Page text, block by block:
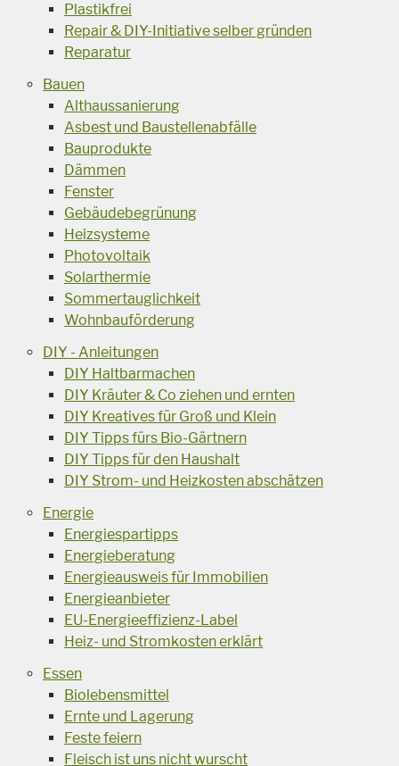
Plastikfrei
Repair & DIY-Initiative selber gründen
Reparatur
Bauen
Althaussanierung
Asbest und Baustellenabfälle
Bauprodukte
Dämmen
Fenster
Gebäudebegrünung
Heizsysteme
Photovoltaik
Solarthermie
Sommertauglichkeit
Wohnbauförderung
DIY - Anleitungen
DIY Haltbarmachen
DIY Kräuter & Co ziehen und ernten
DIY Kreatives für Groß und Klein
DIY Tipps fürs Bio-Gärtnern
DIY Tipps für den Haushalt
DIY Strom- und Heizkosten abschätzen
Energie
Energiespartipps
Energieberatung
Energieausweis für Immobilien
Energieanbieter
EU-Energieeffizienz-Label
Heiz- und Stromkosten erklärt
Essen
Biolebensmittel
Ernte und Lagerung
Feste feiern
Fleisch ist uns nicht wurscht